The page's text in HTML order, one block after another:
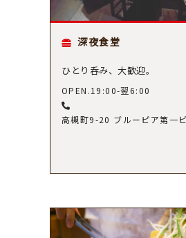
深夜食堂
ひとり呑み、大歓迎。
OPEN.19:00-翌6:00
高槻町9-20 ブルーピア第一